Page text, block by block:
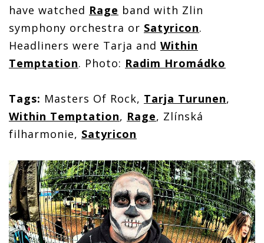
have watched Rage band with Zlin
symphony orchestra or Satyricon.
Headliners were Tarja and Within
Temptation. Photo: Radim Hromádko
Tags: Masters Of Rock, Tarja Turunen,
Within Temptation, Rage, Zlínská
filharmonie, Satyricon